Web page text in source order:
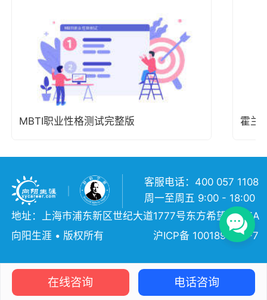
MBTI职业性格测试完整版 霍兰
客服电话：400 057 1108
周一至周五 9:00 - 18:00
地址：上海市浦东新区世纪大道1777号东方希望大厦5A
向阳生涯 • 版权所有
沪ICP备 10018957号-7
在线咨询 电话咨询